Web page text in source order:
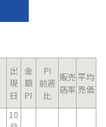
出
現
日
金
額
PI
PI
前週
比
販売
店率
平均
売価
10